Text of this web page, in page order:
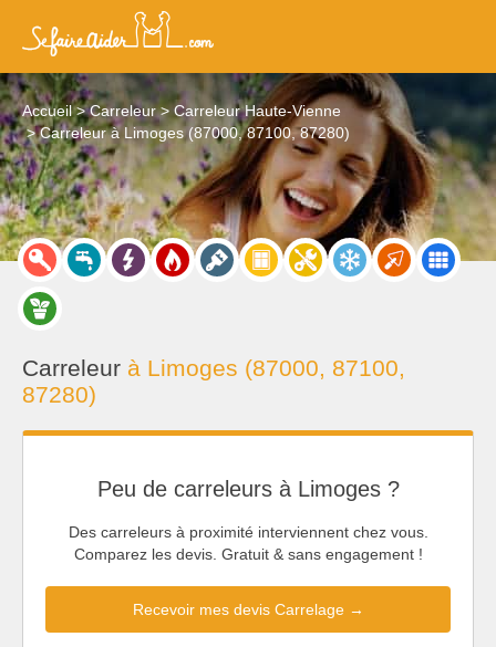
Accueil Carreleur
Carreleur Haute-Vienne
Carreleur à Limoges (87000, 87100, 87280)
Carreleur à Limoges (87000, 87100,
87280)
Peu de carreleurs à Limoges ?
Des carreleurs à proximité interviennent chez vous.
Comparez les devis. Gratuit & sans engagement !
Recevoir mes devis Carrelage →